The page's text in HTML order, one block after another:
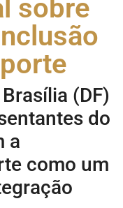
sobre
(DF)
do
a
como um